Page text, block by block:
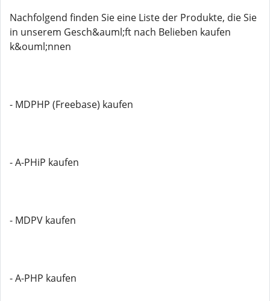
Nachfolgend finden Sie eine Liste der Produkte, die Sie
in unserem Gesch&auml;ft nach Belieben kaufen
k&ouml;nnen
- MDPHP (Freebase) kaufen
- A-PHiP kaufen
- MDPV kaufen
- A-PHP kaufen